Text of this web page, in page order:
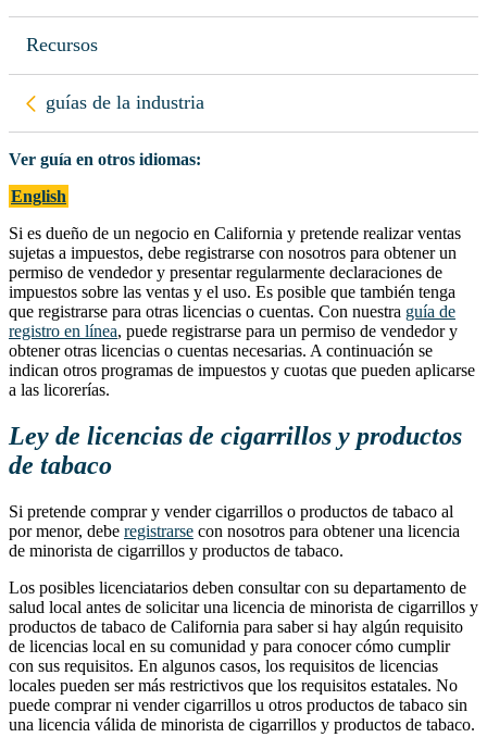
Recursos
Regresar a
guías de la industria
Ver guía en otros idiomas:
English
Si es dueño de un negocio en California y pretende realizar ventas
sujetas a impuestos, debe registrarse con nosotros para obtener un
permiso de vendedor y presentar regularmente declaraciones de
impuestos sobre las ventas y el uso. Es posible que también tenga
que registrarse para otras licencias o cuentas. Con nuestra guía de
registro en línea, puede registrarse para un permiso de vendedor y
obtener otras licencias o cuentas necesarias. A continuación se
indican otros programas de impuestos y cuotas que pueden aplicarse
a las licorerías.
Ley de licencias de cigarrillos y productos
de tabaco
Si pretende comprar y vender cigarrillos o productos de tabaco al
por menor, debe registrarse con nosotros para obtener una licencia
de minorista de cigarrillos y productos de tabaco.
Los posibles licenciatarios deben consultar con su departamento de
salud local antes de solicitar una licencia de minorista de cigarrillos y
productos de tabaco de California para saber si hay algún requisito
de licencias local en su comunidad y para conocer cómo cumplir
con sus requisitos. En algunos casos, los requisitos de licencias
locales pueden ser más restrictivos que los requisitos estatales. No
puede comprar ni vender cigarrillos u otros productos de tabaco sin
una licencia válida de minorista de cigarrillos y productos de tabaco.